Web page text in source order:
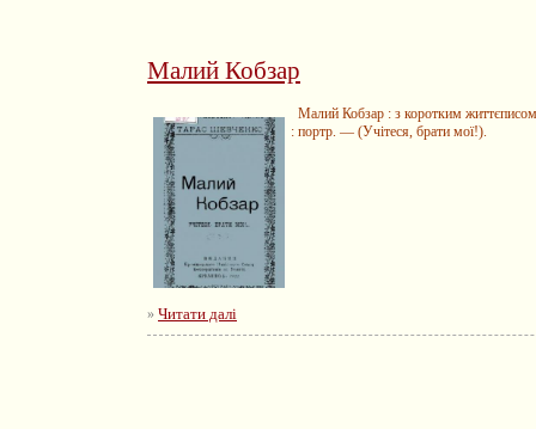
Малий Кобзар
Малий Кобзар : з коротким
: портр. — (Учітеся, брати мої!).
» Читати далі